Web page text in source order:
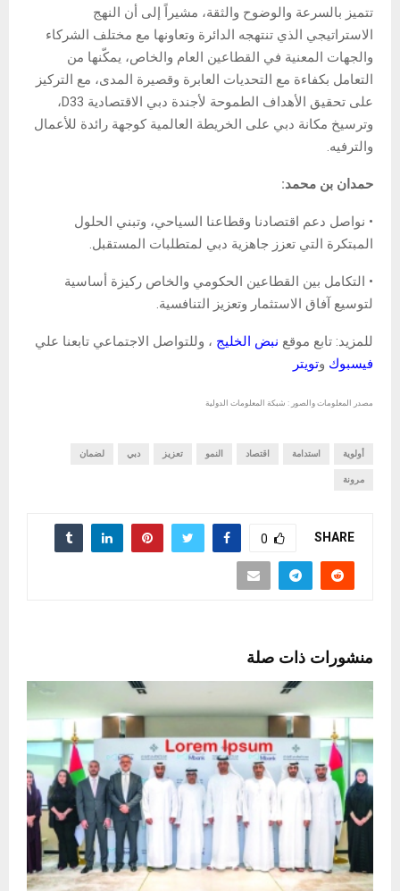
تتميز بالسرعة والوضوح والثقة، مشيراً إلى أن النهج
الاستراتيجي الذي تنتهجه الدائرة وتعاونها مع مختلف الشركاء
والجهات المعنية في القطاعين العام والخاص، يمكّنها من
التعامل بكفاءة مع التحديات العابرة وقصيرة المدى، مع التركيز
على تحقيق الأهداف الطموحة لأجندة دبي الاقتصادية D33،
وترسيخ مكانة دبي على الخريطة العالمية كوجهة رائدة للأعمال
والترفيه.
حمدان بن محمد:
• نواصل دعم اقتصادنا وقطاعنا السياحي، وتبني الحلول
المبتكرة التي تعزز جاهزية دبي لمتطلبات المستقبل.
• التكامل بين القطاعين الحكومي والخاص ركيزة أساسية
لتوسيع آفاق الاستثمار وتعزيز التنافسية.
للمزيد: تابع موقع نبض الخليج ، وللتواصل الاجتماعي تابعنا علي
فيسبوك وتويتر
مصدر المعلومات والصور : شبكة المعلومات الدولية
أولوية استدامة اقتصاد النمو تعزيز دبي لضمان
مرونة
SHARE
0
منشورات ذات صلة